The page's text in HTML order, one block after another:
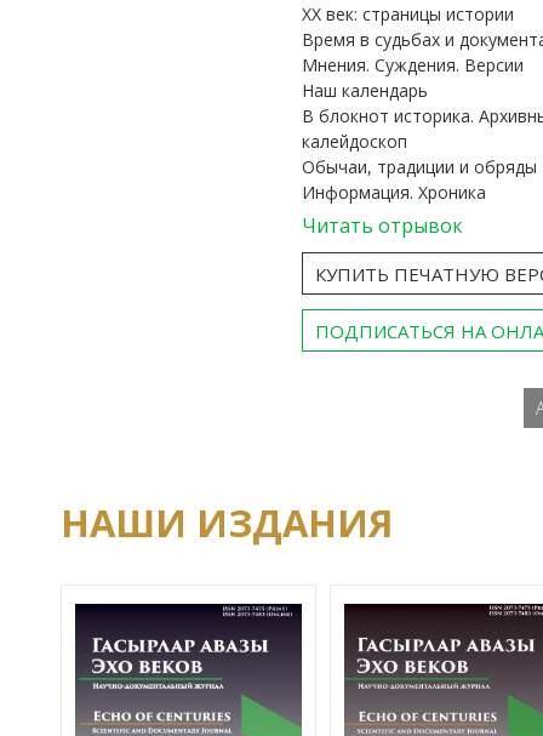
ХХ век: страницы истории
Время в судьбах и
Мнения. Суждения. Версии
Наш календарь
В блокнот историка.
калейдоскоп
Обычаи, традиции и обряды
Информация. Хроника
Читать отрывок
КУПИТЬ ПЕЧАТНУЮ
ПОДПИСАТЬСЯ НА
НАШИ ИЗДАНИЯ